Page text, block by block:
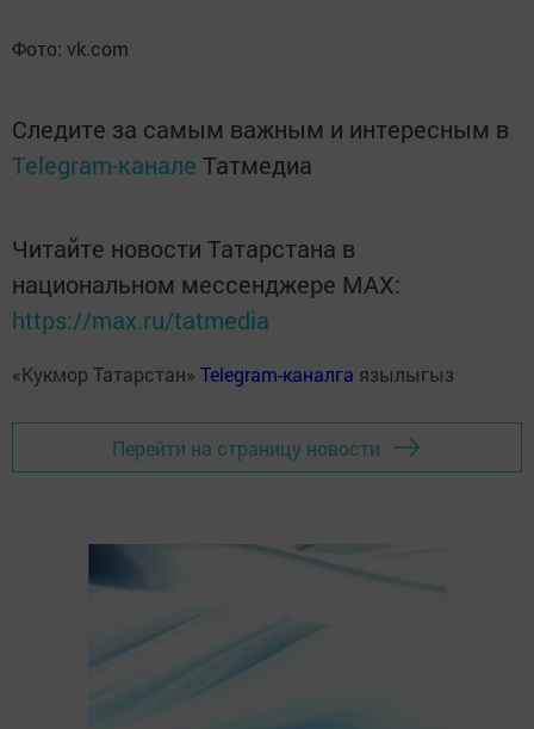
Фото: vk.com
Следите за самым важным и интересным в
Telegram-канале Татмедиа
Читайте новости Татарстана в
национальном мессенджере MАХ:
https://max.ru/tatmedia
«Кукмор Татарстан» Telegram-каналга язылыгыз
Перейти на страницу новости